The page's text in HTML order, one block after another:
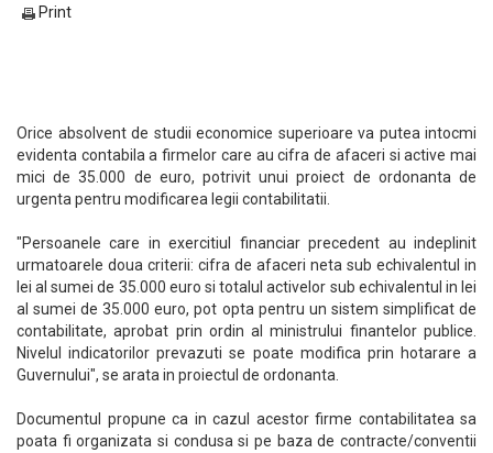
Print
Orice absolvent de studii economice superioare va putea intocmi
evidenta contabila a firmelor care au cifra de afaceri si active mai
mici de 35.000 de euro, potrivit unui proiect de ordonanta de
urgenta pentru modificarea legii contabilitatii.
"Persoanele care in exercitiul financiar precedent au indeplinit
urmatoarele doua criterii: cifra de afaceri neta sub echivalentul in
lei al sumei de 35.000 euro si totalul activelor sub echivalentul in lei
al sumei de 35.000 euro, pot opta pentru un sistem simplificat de
contabilitate, aprobat prin ordin al ministrului finantelor publice.
Nivelul indicatorilor prevazuti se poate modifica prin hotarare a
Guvernului", se arata in proiectul de ordonanta.
Documentul propune ca in cazul acestor firme contabilitatea sa
poata fi organizata si condusa si pe baza de contracte/conventii